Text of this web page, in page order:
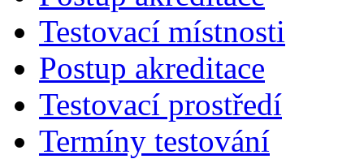
Testovací místnosti
Postup akreditace
Testovací prostředí
Termíny testování